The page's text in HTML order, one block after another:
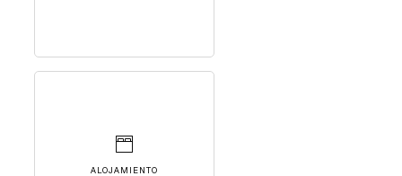
ALOJAMIENTO